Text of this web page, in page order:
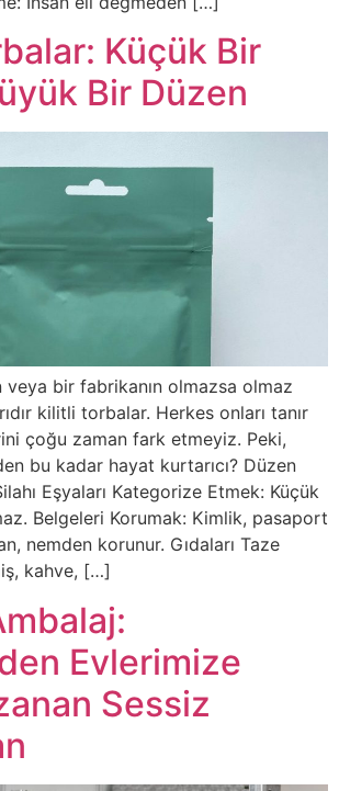
Küçük Bir
Bir Düzen
bir fabrikanın olmazsa olmaz
kilitli torbalar. Herkes onları tanır
çoğu zaman fark etmeyiz. Peki,
bu kadar hayat kurtarıcı? Düzen
Eşyaları Kategorize Etmek: Küçük
Belgeleri Korumak: Kimlik, pasaport
nemden korunur. Gıdaları Taze
kahve, […]
Evlerimize
Sessiz